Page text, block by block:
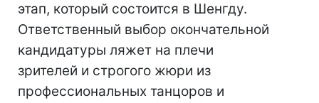
этап, который состоится в Шенгду.
Ответственный выбор окончательной
кандидатуры ляжет на плечи
зрителей и строгого жюри из
профессиональных танцоров и